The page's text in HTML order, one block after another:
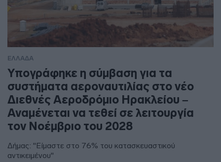
ΕΛΛΑΔΑ
Υπογράφηκε η σύμβαση για τα
συστήματα αεροναυτιλίας στο νέο
Διεθνές Αεροδρόμιο Ηρακλείου –
Αναμένεται να τεθεί σε λειτουργία
τον Νοέμβριο του 2028
Δήμας: "Είμαστε στο 76% του κατασκευαστικού
αντικειμένου"